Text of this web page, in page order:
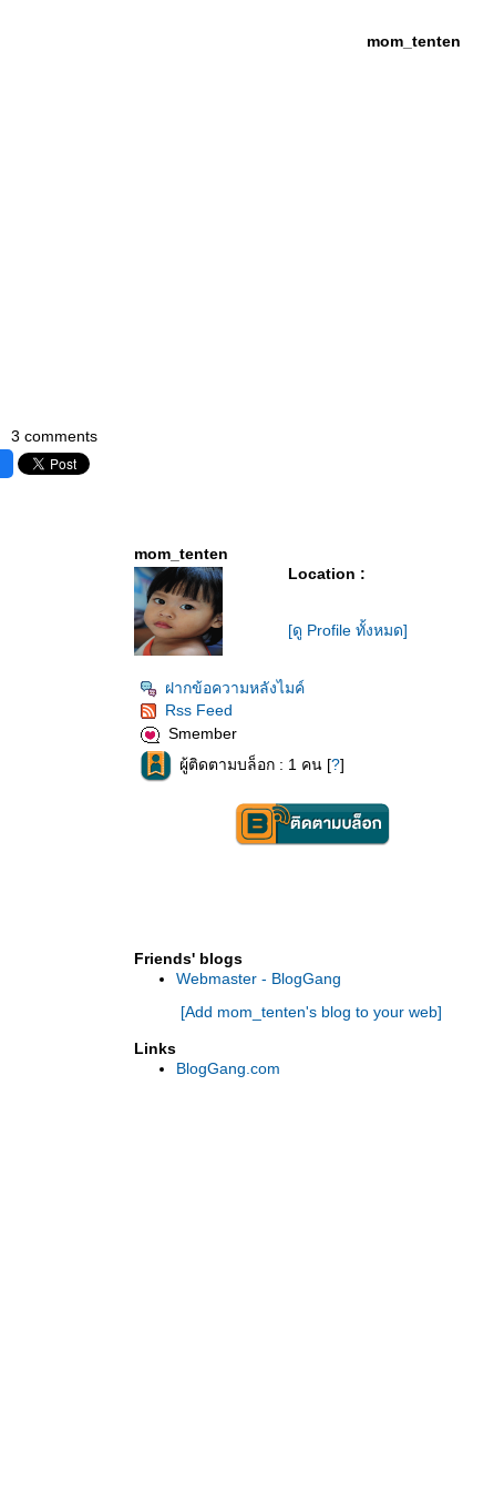
mom_tenten
3 comments
mom_tenten
Location :
[ดู Profile ทั้งหมด]
ฝากข้อความหลังไมค์
Rss Feed
Smember
ผู้ติดตามบล็อก : 1 คน [?]
Friends' blogs
Webmaster - BlogGang
[Add mom_tenten's blog to your web]
Links
BlogGang.com